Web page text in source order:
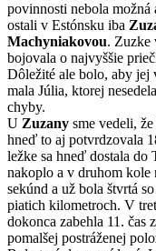
povinnosti nebola možná
ostali v Estónsku iba
Machyniakovou. Zuzke
bojovala o najvyššie
Dôležité ale bolo, aby jej
mala Júlia, ktorej
chyby.
U Zuzany sme vedeli,
hneď to aj potvrdzovala
ležke sa hneď dostala do
nakoplo a v druhom kole
sekúnd a už bola štvrtá
piatich kilometroch. V
dokonca zabehla 11. čas
pomalšej postráženej